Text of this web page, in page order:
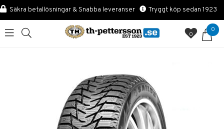
Säkra betallösningar & Snabba leveranser Tryggt köp sedan 1923
0
0